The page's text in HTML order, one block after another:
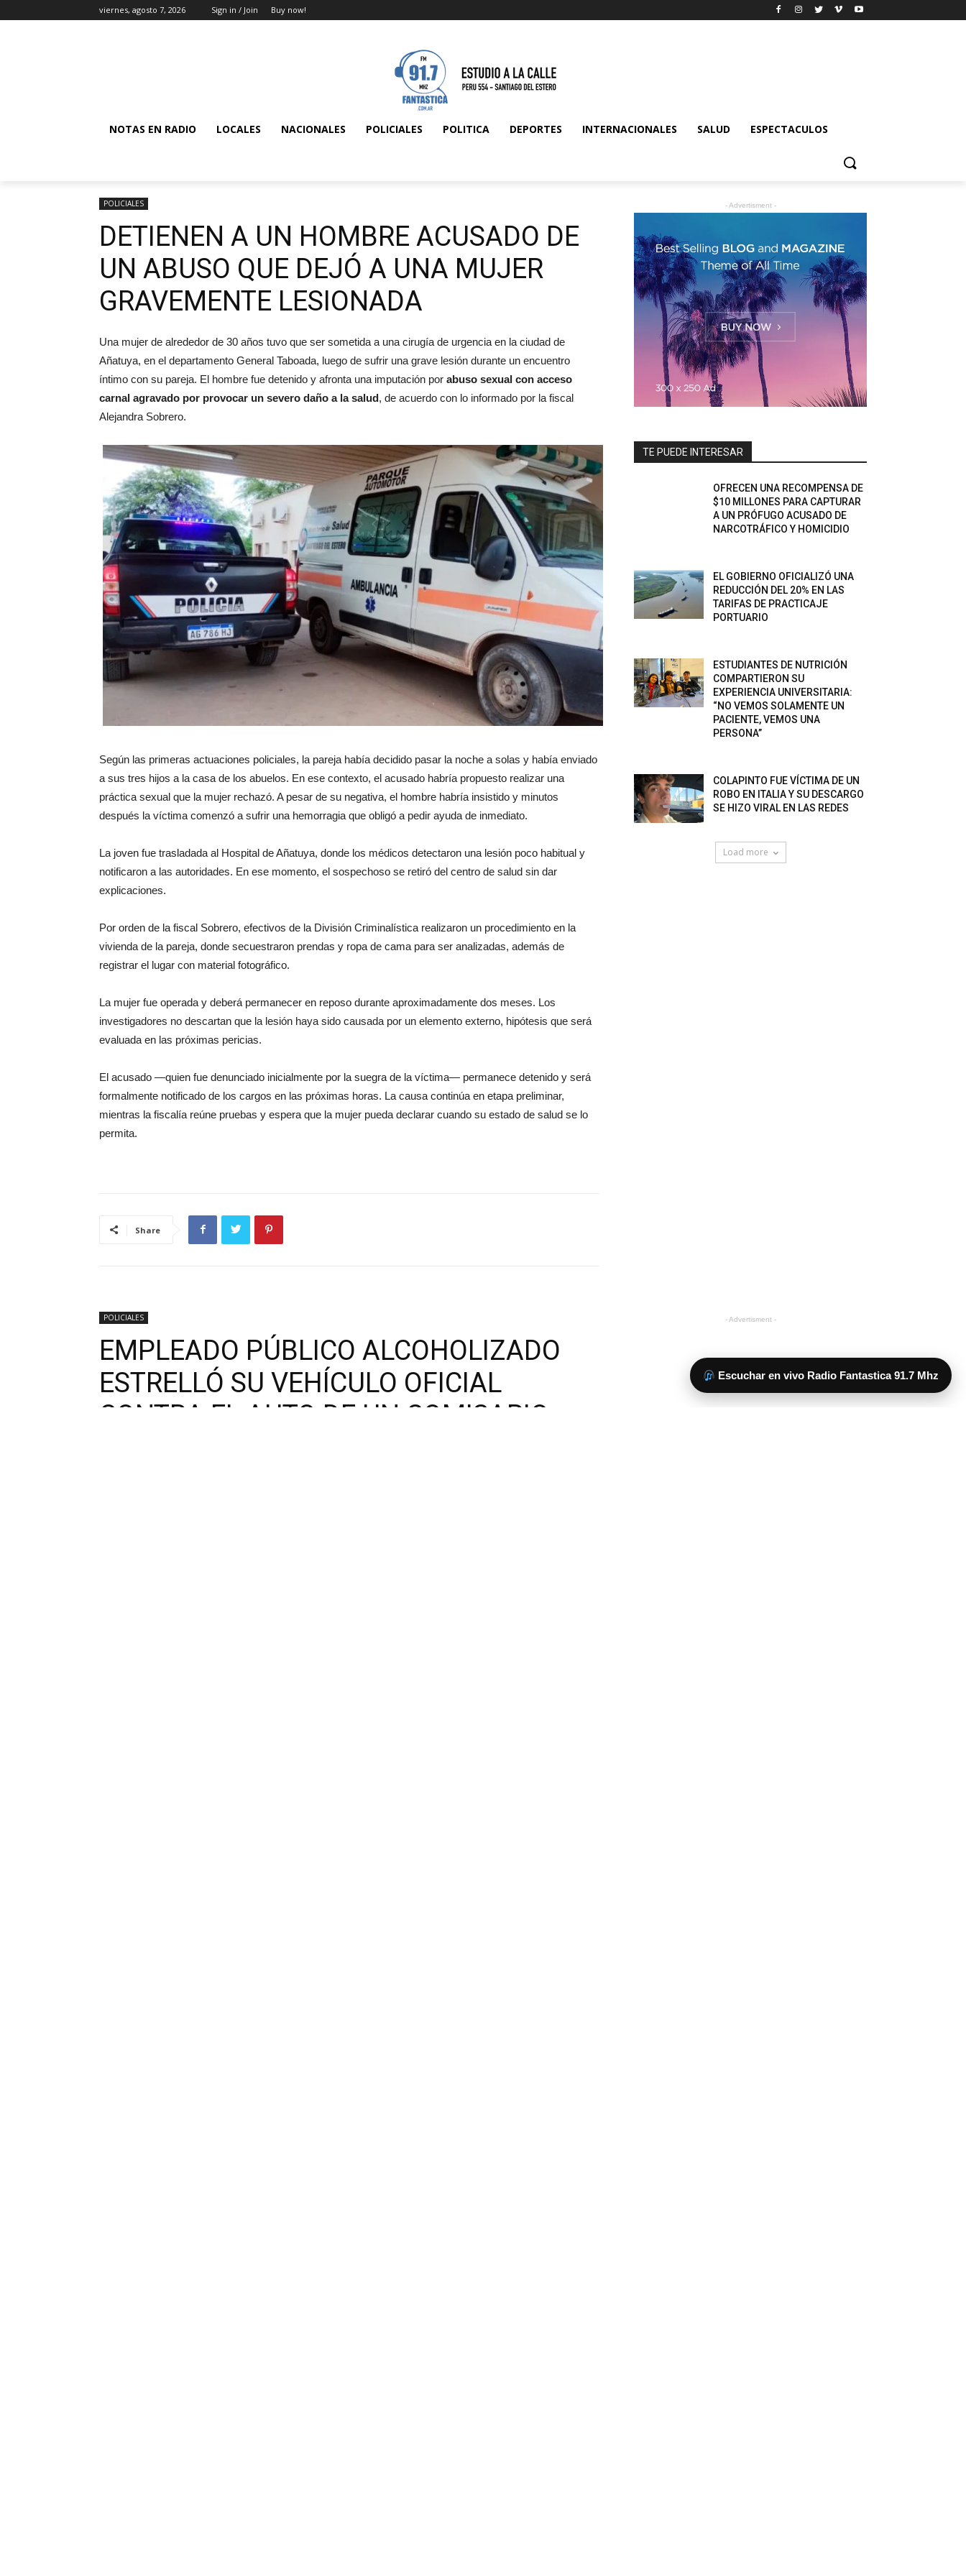
Escuchar en vivo Radio Fantastica 91.7 Mhz
viernes, agosto 7, 2026 Sign in / Join Buy now!
NOTAS EN RADIO LOCALES NACIONALES POLICIALES POLITICA DEPORTES INTERNACIONALES SALUD ESPECTACULOS
POLICIALES
DETIENEN A UN HOMBRE ACUSADO DE
UN ABUSO QUE DEJÓ A UNA MUJER
GRAVEMENTE LESIONADA
Una mujer de alrededor de 30 años tuvo que ser sometida a una cirugía de urgencia en la ciudad de
Añatuya, en el departamento General Taboada, luego de sufrir una grave lesión durante un encuentro
íntimo con su pareja. El hombre fue detenido y afronta una imputación por abuso sexual con acceso
carnal agravado por provocar un severo daño a la salud, de acuerdo con lo informado por la fiscal
Alejandra Sobrero.
Según las primeras actuaciones policiales, la pareja había decidido pasar la noche a solas y había enviado
a sus tres hijos a la casa de los abuelos. En ese contexto, el acusado habría propuesto realizar una
práctica sexual que la mujer rechazó. A pesar de su negativa, el hombre habría insistido y minutos
después la víctima comenzó a sufrir una hemorragia que obligó a pedir ayuda de inmediato.
La joven fue trasladada al Hospital de Añatuya, donde los médicos detectaron una lesión poco habitual y
notificaron a las autoridades. En ese momento, el sospechoso se retiró del centro de salud sin dar
explicaciones.
Por orden de la fiscal Sobrero, efectivos de la División Criminalística realizaron un procedimiento en la
vivienda de la pareja, donde secuestraron prendas y ropa de cama para ser analizadas, además de
registrar el lugar con material fotográfico.
La mujer fue operada y deberá permanecer en reposo durante aproximadamente dos meses. Los
investigadores no descartan que la lesión haya sido causada por un elemento externo, hipótesis que será
evaluada en las próximas pericias.
El acusado —quien fue denunciado inicialmente por la suegra de la víctima— permanece detenido y será
formalmente notificado de los cargos en las próximas horas. La causa continúa en etapa preliminar,
mientras la fiscalía reúne pruebas y espera que la mujer pueda declarar cuando su estado de salud se lo
permita.
Share
- Advertisment -
TE PUEDE INTERESAR
OFRECEN UNA RECOMPENSA DE
$10 MILLONES PARA CAPTURAR
A UN PRÓFUGO ACUSADO DE
NARCOTRÁFICO Y HOMICIDIO
EL GOBIERNO OFICIALIZÓ UNA
REDUCCIÓN DEL 20% EN LAS
TARIFAS DE PRACTICAJE
PORTUARIO
ESTUDIANTES DE NUTRICIÓN
COMPARTIERON SU
EXPERIENCIA UNIVERSITARIA:
“NO VEMOS SOLAMENTE UN
PACIENTE, VEMOS UNA
PERSONA”
COLAPINTO FUE VÍCTIMA DE UN
ROBO EN ITALIA Y SU DESCARGO
SE HIZO VIRAL EN LAS REDES
Load more